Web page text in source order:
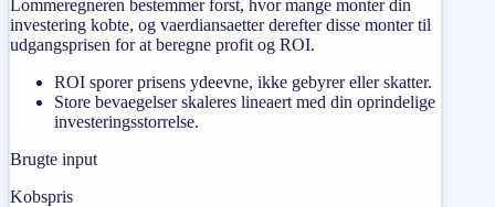
Lommeregneren bestemmer forst, hvor mange monter din
investering kobte, og vaerdiansaetter derefter disse monter til
udgangsprisen for at beregne profit og ROI.
ROI sporer prisens ydeevne, ikke gebyrer eller skatter.
Store bevaegelser skaleres lineaert med din oprindelige
investeringsstorrelse.
Brugte input
Kobspris